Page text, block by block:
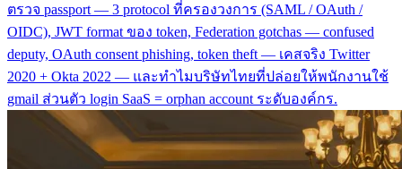
ตรวจ passport — 3 protocol ที่ครองวงการ (SAML / OAuth /
OIDC), JWT format ของ token, Federation gotchas — confused
deputy, OAuth consent phishing, token theft — เคสจริง Twitter
2020 + Okta 2022 — และทำไมบริษัทไทยที่ปล่อยให้พนักงานใช้
gmail ส่วนตัว login SaaS = orphan account ระดับองค์กร.